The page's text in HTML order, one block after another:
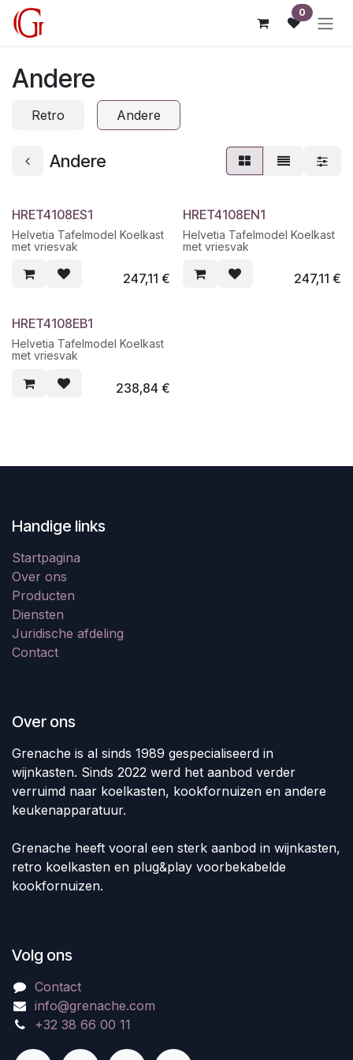
Overslaan naar inhoud 0
Andere
Retro Andere
Andere
HRET4108ES1
Helvetia Tafelmodel Koelkast
met vriesvak
247,11 €
HRET4108EN1
Helvetia Tafelmodel Koelkast
met vriesvak
247,11 €
HRET4108EB1
Helvetia Tafelmodel Koelkast
met vriesvak
238,84 €
Handige links
Startpagina
Over ons
Producten
Diensten
Juridische afdeling
Contact
Over ons
Grenache is al sinds 1989 gespecialiseerd in
wijnkasten. Sinds 2022 werd het aanbod verder
verruimd naar koelkasten, kookfornuizen en andere
keukenapparatuur.
Grenache heeft vooral een sterk aanbod in wijnkasten,
retro koelkasten en plug&play voorbekabelde
kookfornuizen.
Volg ons
Contact
info@grenache.com
+32 38 66 00 11